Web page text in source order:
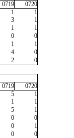
0719
0720
1
1
3
1
1
1
0
0
1
1
4
0
2
0
0719
0720
5
1
1
1
5
1
0
0
0
1
0 0